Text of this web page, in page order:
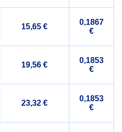
15,65 €
0,1867
€
19,56 €
0,1853
€
23,32 €
0,1853
€